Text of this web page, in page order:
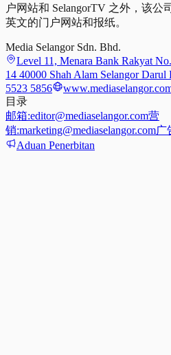
户网站和 SelangorTV 之外，该
英文的门户网站和报纸。
Media Selangor Sdn. Bhd.
Level 11, Menara Bank Rakyat
14 40000 Shah Alam Selangor Darul
5523 5856
目录
邮箱:editor@mediaselangor.com营
销:marketing@mediaselangor.com广
Aduan Penerbitan